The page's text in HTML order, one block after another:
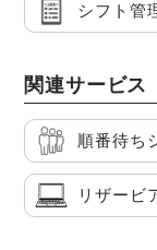
シフト管
関連サービス
順番待ち
リザービ